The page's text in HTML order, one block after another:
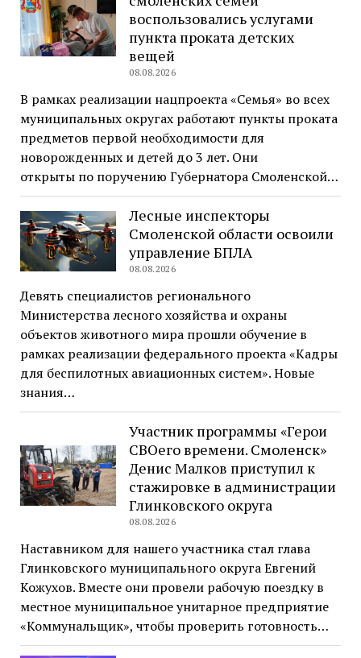
воспользовались услугами
пункта проката детских
вещей
08.08.2026
В рамках реализации нацпроекта «Семья» во всех
муниципальных округах работают пункты проката
предметов первой необходимости для
новорожденных и детей до 3 лет. Они
открыты по поручению Губернатора Смоленской…
Лесные инспекторы
Смоленской области освоили
управление БПЛА
08.08.2026
Девять специалистов регионального
Министерства лесного хозяйства и охраны
объектов животного мира прошли обучение в
рамках реализации федерального проекта «Кадры
для беспилотных авиационных систем». Новые
знания…
Участник программы «Герои
СВОего времени. Смоленск»
Денис Малков приступил к
стажировке в администрации
Глинковского округа
08.08.2026
Наставником для нашего участника стал глава
Глинковского муниципального округа Евгений
Кожухов. Вместе они провели рабочую поездку в
местное муниципальное унитарное предприятие
«Коммунальщик», чтобы проверить готовность…